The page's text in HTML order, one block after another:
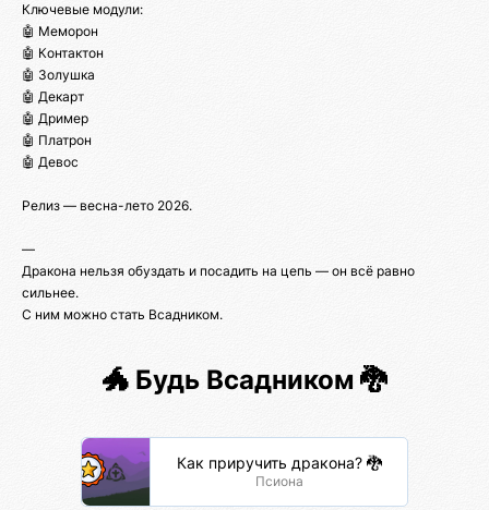
Ключевые модули:
🤖 Меморон
🤖 Контактон
🤖 Золушка
🤖 Декарт
🤖 Дример
🤖 Платрон
🤖 Девос
Релиз — весна-лето 2026.
—
Дракона нельзя обуздать и посадить на цепь — он всё равно
сильнее.
С ним можно стать Всадником.
🐲 Будь Всадником 🐉
Как приручить дракона? 🐉
Псиона